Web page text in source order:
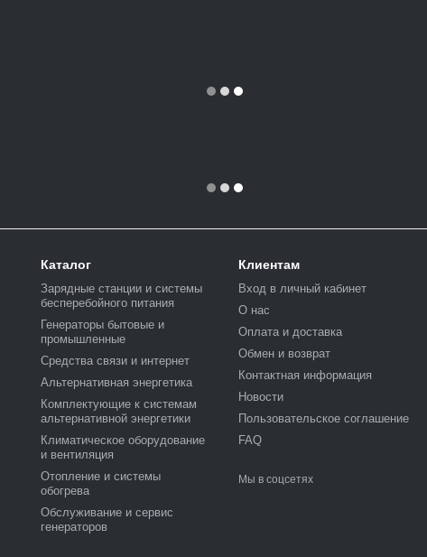
Каталог
Зарядные станции и системы
бесперебойного питания
Генераторы бытовые и
промышленные
Средства связи и интернет
Альтернативная энергетика
Комплектующие к системам
альтернативной энергетики
Климатическое оборудование
и вентиляция
Отопление и системы
обогрева
Обслуживание и сервис
генераторов
Клиентам
Вход в личный кабинет
О нас
Оплата и доставка
Обмен и возврат
Контактная информация
Новости
Пользовательское соглашение
FAQ
Мы в соцсетях